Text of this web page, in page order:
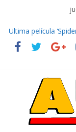
El costo de tener
decidir
Ultima película
La Vuelta al
La FEDAK recibe